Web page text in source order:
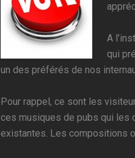
A
qui
un des préférés de nos
Pour rappel, ce sont les
ces musiques de pubs qui les
existantes. Les compositions